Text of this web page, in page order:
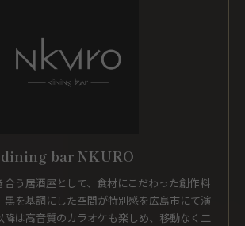
dining bar NKURO
合う居酒屋として、食材にこだわった創作料
黒を基調にした空間が特別感を広島市にて演
降は高音質のカラオケも楽しめ、移動なく二